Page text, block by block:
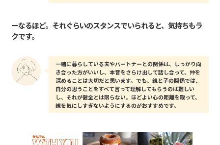
ーなるほど。それぐらいのスタンスでいられると、気持ちもラ
クです。
一緒に暮らしている夫やパートナーとの関係は、しっかり向
き合った方がいいし、本音をさらけ出して話し合って、仲を
深めることは大切だと思います。でも、親と子の関係では、
自分の思うことをすべて言って理解してもらうのは難しい
し、それが健全とは限らない。ほどよい心の距離を取って、
親を気にしすぎないようにするのがおすすめです。